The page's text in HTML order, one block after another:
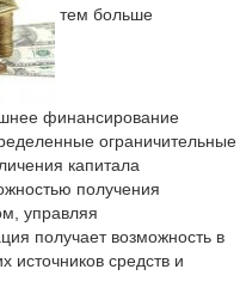
тем больше
финансирование
ограничительные
капитала
получения
управляя
получает возможность в
источников средств и